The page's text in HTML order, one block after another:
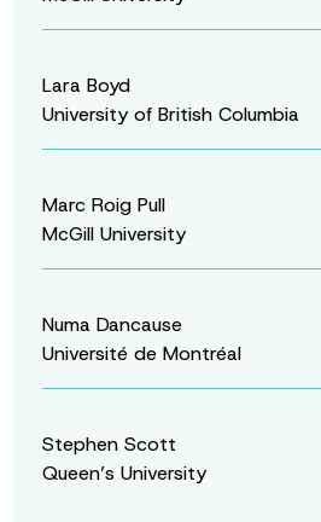
Lara Boyd
University of British Columbia
Marc Roig Pull
McGill University
Numa Dancause
Université de Montréal
Stephen Scott
Queen’s University